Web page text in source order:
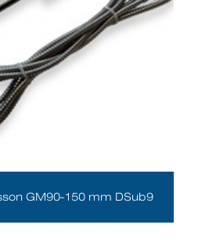
GM90-150 mm DSub9